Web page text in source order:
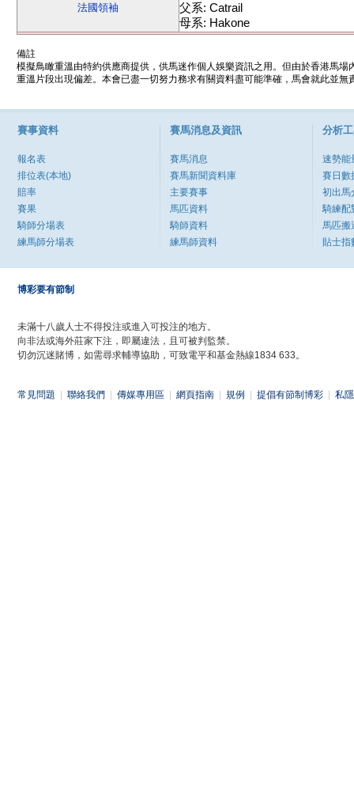
法國領袖
父系: Catrail
母系: Hakone
備註
模擬鳥瞰重溫由特約供應商提供，供馬迷作個人娛樂資訊之用。但由於香港馬
重溫片段出現偏差。本會已盡一切努力務求有關資料盡可能準確，馬會就此並
賽事資料
報名表
排位表(本地)
賠率
賽果
騎師分場表
練馬師分場表
賽馬消息及資訊
賽馬消息
賽馬新聞資料庫
主要賽事
馬匹資料
騎師資料
練馬師資料
分析
速勢能
賽日數
初出馬
騎練配
馬匹搬
貼士指
博彩要有節制
未滿十八歲人士不得投注或進入可投注的地方。
向非法或海外莊家下注，即屬違法，且可被判監禁。
切勿沉迷賭博，如需尋求輔導協助，可致電平和基金熱線1834 633。
常見問題 聯絡我們 傳媒專用區 網頁指南 規例 提倡有節制博彩 私